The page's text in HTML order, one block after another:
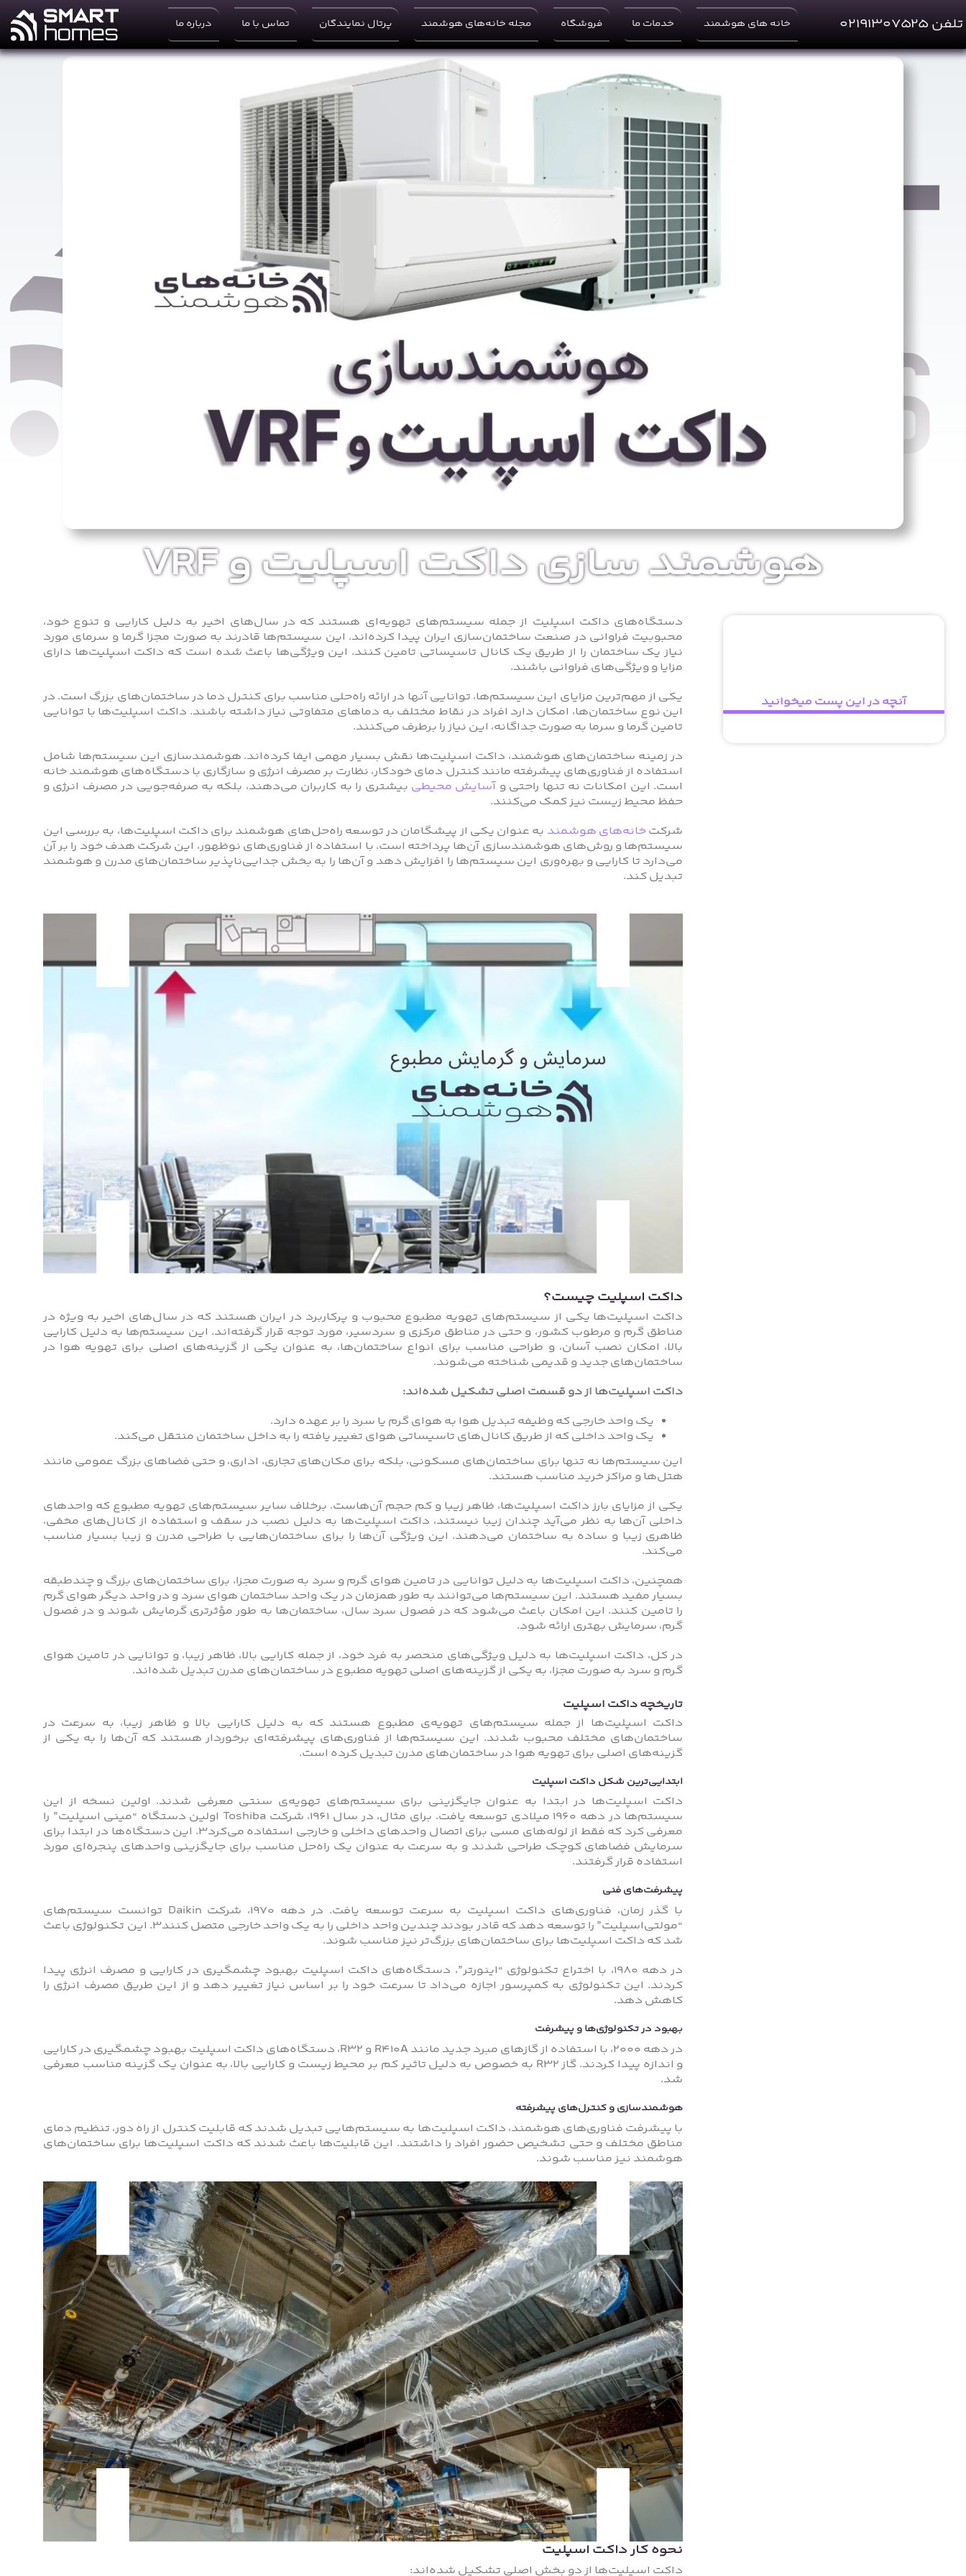
to
تلفن ۰۲۱۹۱۳۰۷۵۲۵ خانه های هوشمند خدمات ما فروشگاه مجله خانه‌های هوشمند پرتال نمایندگان تماس با ما درباره ما
هوشمند سازی داکت اسپلیت و VRF
آنچه در این پست میخوانید
دستگاه‌های داکت اسپلیت از جمله سیستم‌های تهویه‌ای هستند که در سال‌های اخیر به دلیل کارایی و تنوع خود،
محبوبیت فراوانی در صنعت ساختمان‌سازی ایران پیدا کرده‌اند. این سیستم‌ها قادرند به صورت مجزا گرما و سرمای مورد
نیاز یک ساختمان را از طریق یک کانال تاسیساتی تامین کنند. این ویژگی‌ها باعث شده است که داکت اسپلیت‌ها دارای
مزایا و ویژگی‌های فراوانی باشند.
یکی از مهم‌ترین مزایای این سیستم‌ها، توانایی آنها در ارائه راه‌حلی مناسب برای کنترل دما در ساختمان‌های بزرگ است. در
این نوع ساختمان‌ها، امکان دارد افراد در نقاط مختلف به دماهای متفاوتی نیاز داشته باشند. داکت اسپلیت‌ها با توانایی
تامین گرما و سرما به صورت جداگانه، این نیاز را برطرف می‌کنند.
در زمینه ساختمان‌های هوشمند، داکت اسپلیت‌ها نقش بسیار مهمی ایفا کرده‌اند. هوشمندسازی این سیستم‌ها شامل
استفاده از فناوری‌های پیشرفته مانند کنترل دمای خودکار، نظارت بر مصرف انرژی و سازگاری با دستگاه‌های هوشمند خانه
است. این امکانات نه تنها راحتی وآسایش محیطی بیشتری را به کاربران می‌دهند، بلکه به صرفه‌جویی در مصرف انرژی و
حفظ محیط زیست نیز کمک می‌کنند.
شرکتخانه‌های هوشمند به عنوان یکی از پیشگامان در توسعه راه‌حل‌های هوشمند برای داکت اسپلیت‌ها، به بررسی این
سیستم‌ها و روش‌های هوشمندسازی آن‌ها پرداخته است. با استفاده از فناوری‌های نوظهور، این شرکت هدف خود را بر آن
می‌دارد تا کارایی و بهره‌وری این سیستم‌ها را افزایش دهد و آن‌ها را به بخش جدایی‌ناپذیر ساختمان‌های مدرن و هوشمند
تبدیل کند.
داکت اسپلیت چیست؟
داکت اسپلیت‌ها یکی از سیستم‌های تهویه مطبوع محبوب و پرکاربرد در ایران هستند که در سال‌های اخیر به ویژه در
مناطق گرم و مرطوب کشور، و حتی در مناطق مرکزی و سردسیر، مورد توجه قرار گرفته‌اند. این سیستم‌ها به دلیل کارایی
بالا، امکان نصب آسان، و طراحی مناسب برای انواع ساختمان‌ها، به عنوان یکی از گزینه‌های اصلی برای تهویه هوا در
ساختمان‌های جدید و قدیمی شناخته می‌شوند.
داکت اسپلیت‌ها از دو قسمت اصلی تشکیل شده‌اند:
یک واحد خارجی که وظیفه تبدیل هوا به هوای گرم یا سرد را بر عهده دارد.
یک واحد داخلی که از طریق کانال‌های تاسیساتی هوای تغییر یافته را به داخل ساختمان منتقل می‌کند.
این سیستم‌ها نه تنها برای ساختمان‌های مسکونی، بلکه برای مکان‌های تجاری، اداری، و حتی فضاهای بزرگ عمومی مانند
هتل‌ها و مراکز خرید مناسب هستند.
یکی از مزایای بارز داکت اسپلیت‌ها، ظاهر زیبا و کم حجم آن‌هاست. برخلاف سایر سیستم‌های تهویه مطبوع که واحدهای
داخلی آن‌ها به نظر می‌آید چندان زیبا نیستند، داکت اسپلیت‌ها به دلیل نصب در سقف و استفاده از کانال‌های مخفی،
ظاهری زیبا و ساده به ساختمان می‌دهند. این ویژگی آن‌ها را برای ساختمان‌هایی با طراحی مدرن و زیبا بسیار مناسب
می‌کند.
همچنین، داکت اسپلیت‌ها به دلیل توانایی در تامین هوای گرم و سرد به صورت مجزا، برای ساختمان‌های بزرگ و چندطبقه
بسیار مفید هستند. این سیستم‌ها می‌توانند به طور همزمان در یک واحد ساختمان هوای سرد و در واحد دیگر هوای گرم
را تامین کنند. این امکان باعث می‌شود که در فصول سرد سال، ساختمان‌ها به طور مؤثرتری گرمایش شوند و در فصول
گرم، سرمایش بهتری ارائه شود.
در کل، داکت اسپلیت‌ها به دلیل ویژگی‌های منحصر به فرد خود، از جمله کارایی بالا، ظاهر زیبا، و توانایی در تامین هوای
گرم و سرد به صورت مجزا، به یکی از گزینه‌های اصلی تهویه مطبوع در ساختمان‌های مدرن تبدیل شده‌اند.
تاریخچه داکت اسپلیت
داکت اسپلیت‌ها از جمله سیستم‌های تهویه‌ی مطبوع هستند که به دلیل کارایی بالا و ظاهر زیبا، به سرعت در
ساختمان‌های مختلف محبوب شدند. این سیستم‌ها از فناوری‌های پیشرفته‌ای برخوردار هستند که آن‌ها را به یکی از
گزینه‌های اصلی برای تهویه هوا در ساختمان‌های مدرن تبدیل کرده است.
ابتدایی‌ترین شکل داکت اسپلیت
داکت اسپلیت‌ها در ابتدا به عنوان جایگزینی برای سیستم‌های تهویه‌ی سنتی معرفی شدند. اولین نسخه از این
سیستم‌ها در دهه 1960 میلادی توسعه یافت. برای مثال، در سال 1961، شرکت Toshiba اولین دستگاه “مینی اسپلیت” را
معرفی کرد که فقط از لوله‌های مسی برای اتصال واحدهای داخلی و خارجی استفاده می‌کرد3. این دستگاه‌ها در ابتدا برای
سرمایش فضاهای کوچک طراحی شدند و به سرعت به عنوان یک راه‌حل مناسب برای جایگزینی واحدهای پنجره‌ای مورد
استفاده قرار گرفتند.
پیشرفت‌های فنی
با گذر زمان، فناوری‌های داکت اسپلیت به سرعت توسعه یافت. در دهه 1970، شرکت Daikin توانست سیستم‌های
“مولتی‌اسپلیت” را توسعه دهد که قادر بودند چندین واحد داخلی را به یک واحد خارجی متصل کنند3. این تکنولوژی باعث
شد که داکت اسپلیت‌ها برای ساختمان‌های بزرگ‌تر نیز مناسب شوند.
در دهه 1980، با اختراع تکنولوژی “اینورتر”، دستگاه‌های داکت اسپلیت بهبود چشمگیری در کارایی و مصرف انرژی پیدا
کردند. این تکنولوژی به کمپرسور اجازه می‌داد تا سرعت خود را بر اساس نیاز تغییر دهد و از این طریق مصرف انرژی را
کاهش دهد.
بهبود در تکنولوژی‌ها و پیشرفت
در دهه 2000، با استفاده از گازهای مبرد جدید مانند R410A و R32، دستگاه‌های داکت اسپلیت بهبود چشمگیری در کارایی
و اندازه پیدا کردند. گاز R32 به خصوص به دلیل تاثیر کم بر محیط زیست و کارایی بالا، به عنوان یک گزینه مناسب معرفی
شد.
هوشمندسازی و کنترل‌های پیشرفته
با پیشرفت فناوری‌های هوشمند، داکت اسپلیت‌ها به سیستم‌هایی تبدیل شدند که قابلیت کنترل از راه دور، تنظیم دمای
مناطق مختلف و حتی تشخیص حضور افراد را داشتند. این قابلیت‌ها باعث شدند که داکت اسپلیت‌ها برای ساختمان‌های
هوشمند نیز مناسب شوند.
نحوه کار داکت اسپلیت
داکت اسپلیت‌ها از دو بخش اصلی تشکیل شده‌اند: